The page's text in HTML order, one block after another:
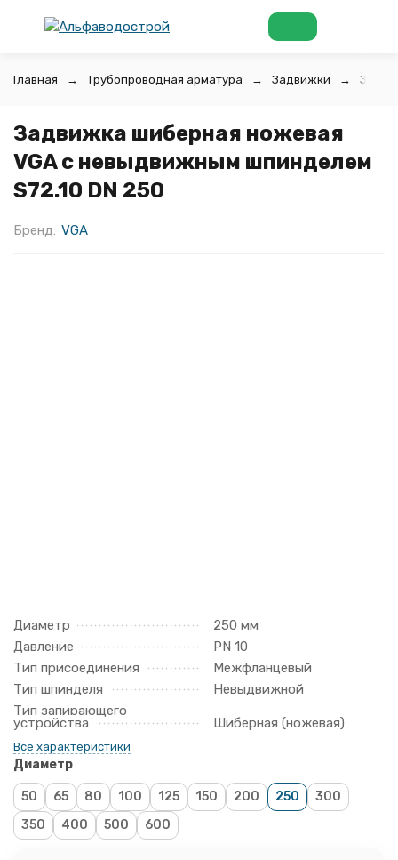
Главная Трубопроводная арматура Задвижки
Задвижка шиберная ножевая
VGA с невыдвижным шпинделем
S72.10 DN 250
Бренд: VGA
Диаметр
250 мм
Давление
PN 10
Тип присоединения
Межфланцевый
Тип шпинделя
Невыдвижной
Тип запирающего
устройства Шиберная (ножевая)
Все характеристики
Диаметр
50 65 80 100 125 150 200 250
300
350
400 500 600